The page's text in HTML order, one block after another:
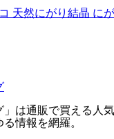
天然にがり結晶 に
」は通販で買える人
情報を網羅。